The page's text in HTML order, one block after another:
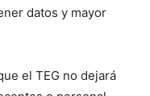
datos y mayor
el TEG no dejará